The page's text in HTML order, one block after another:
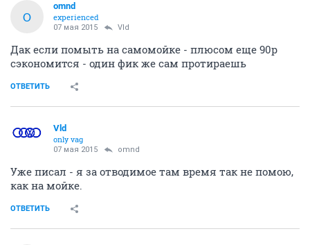
O
omnd
experienced
07 мая 2015 Vld
Дак если помыть на самомойке - плюсом еще 90р
сэкономится - один фик же сам протираешь
ОТВЕТИТЬ
Vld
only vag
07 мая 2015 omnd
Уже писал - я за отводимое там время так не помою,
как на мойке.
ОТВЕТИТЬ